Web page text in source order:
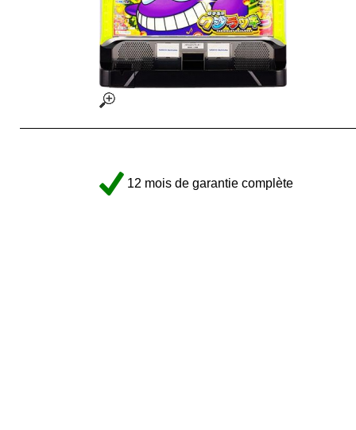
12 mois de garantie complète